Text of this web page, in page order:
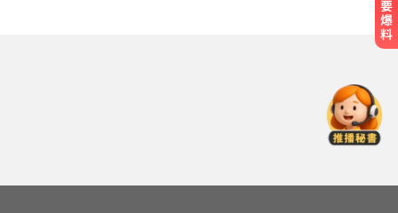
「折腰倒副駕」亡！